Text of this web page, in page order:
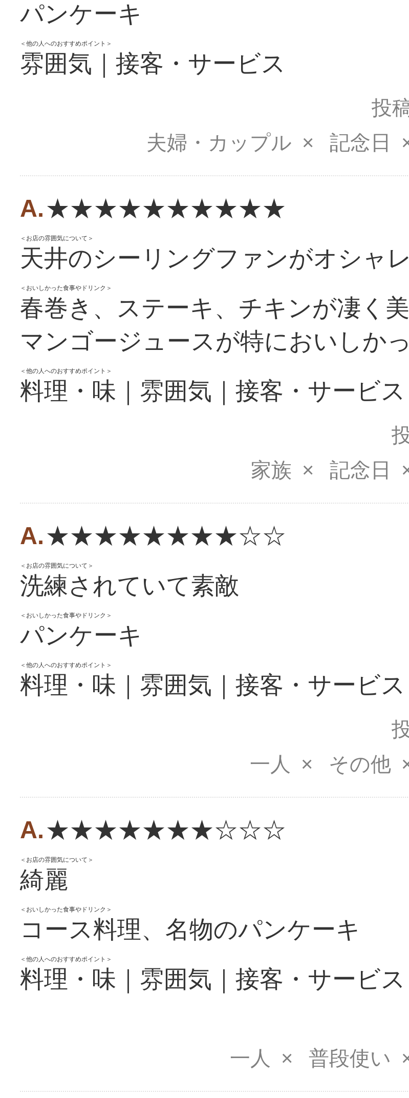
パンケーキ
＜他の人へのおすすめポイント＞
雰囲気｜接客・サービス
投
夫婦・カップル
記念日
★★★★★★★★★★
＜お店の雰囲気について＞
天井のシーリングファンがオシャ
＜おいしかった食事やドリンク＞
春巻き、ステーキ、チキンが凄く
マンゴージュースが特においしかっ
＜他の人へのおすすめポイント＞
料理・味｜雰囲気｜接客・サービス
家族
記念日
★★★★★★★★☆☆
＜お店の雰囲気について＞
洗練されていて素敵
＜おいしかった食事やドリンク＞
パンケーキ
＜他の人へのおすすめポイント＞
料理・味｜雰囲気｜接客・サービス
一人
その他
★★★★★★★☆☆☆
＜お店の雰囲気について＞
綺麗
＜おいしかった食事やドリンク＞
コース料理、名物のパンケーキ
＜他の人へのおすすめポイント＞
料理・味｜雰囲気｜接客・サービス
一人
普段使い